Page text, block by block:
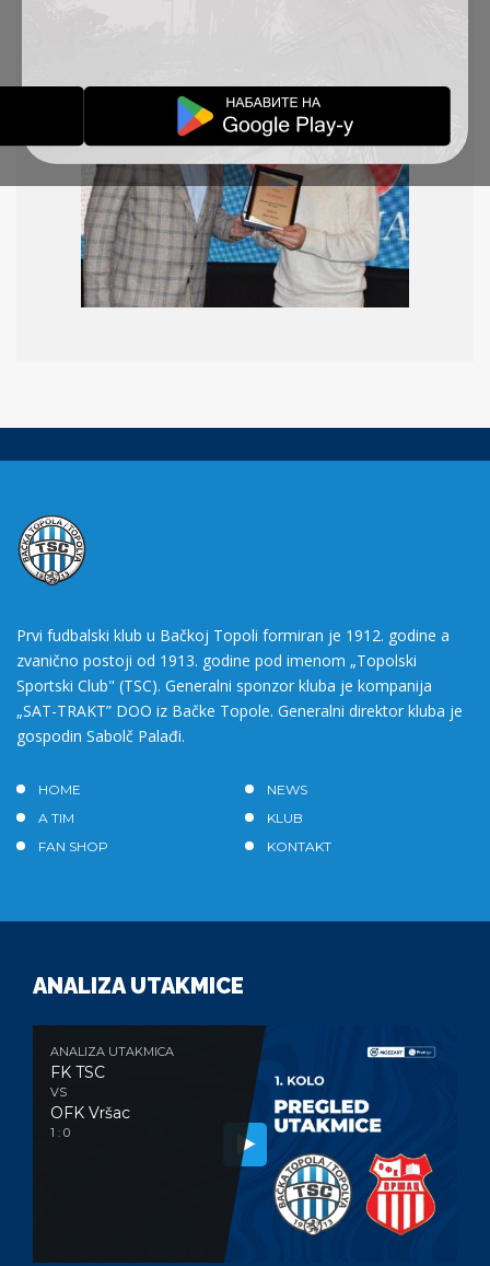
Prvi fudbalski klub u Bačkoj Topoli formiran je 1912. godine a
zvanično postoji od 1913. godine pod imenom „Topolski
Sportski Club" (TSC). Generalni sponzor kluba je kompanija
„SAT-TRAKT” DOO iz Bačke Topole. Generalni direktor kluba je
gospodin Sabolč Palađi.
HOME
NEWS
A TIM
KLUB
FAN SHOP
KONTAKT
ANALIZA UTAKMICE
ANALIZA UTAKMICA
FK TSC
VS
OFK Vršac
1 : 0